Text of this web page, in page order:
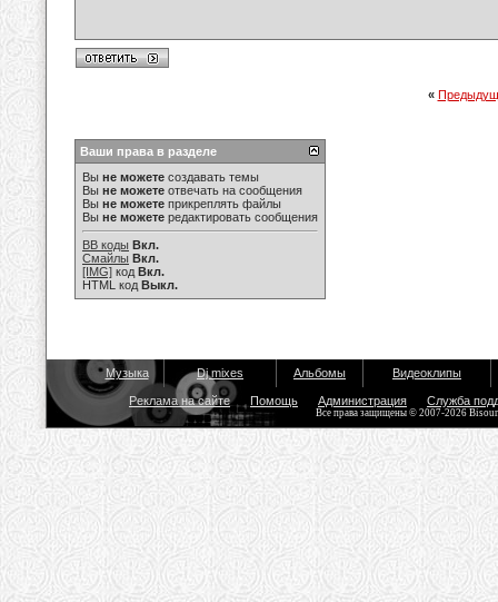
«
Ваши права в разделе
Вы не можете создавать темы
Вы не можете отвечать на сообщения
Вы не можете прикреплять файлы
Вы не можете редактировать сообщения
BB коды Вкл.
Смайлы Вкл.
[IMG] код Вкл.
HTML код Выкл.
Музыка Dj mixes Альбомы Видеоклипы
Реклама на сайте Помощь Администрация Служба
Все права защищены © 2007-2026